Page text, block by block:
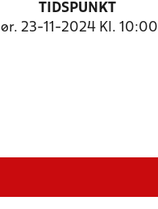
TIDSPUNKT
lør. 23-11-2024 Kl. 10:00